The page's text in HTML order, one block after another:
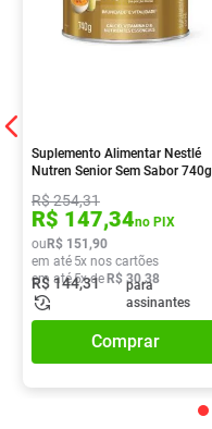
Suplemento Alimentar Nestlé
Nutren Senior Sem Sabor 740g
R$254,31
R$ 147,34no PIX
ou R$ 151 ,90
em até 5x nos cartões
em até5x de R$ 30,38
R$144,31
para
assinantes
Comprar